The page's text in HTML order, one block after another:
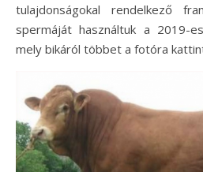
tulajdonságokal rendelkező
spermáját használtuk a 2019-
mely bikáról többet a fotóra